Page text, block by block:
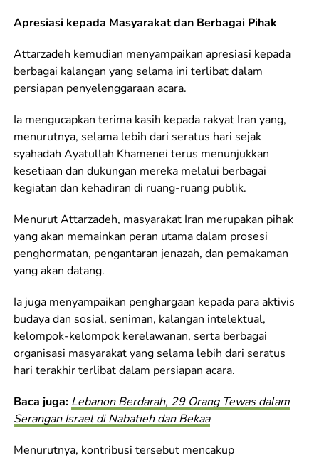
Apresiasi kepada Masyarakat dan Berbagai Pihak
Attarzadeh kemudian menyampaikan apresiasi kepada
berbagai kalangan yang selama ini terlibat dalam
persiapan penyelenggaraan acara.
Ia mengucapkan terima kasih kepada rakyat Iran yang,
menurutnya, selama lebih dari seratus hari sejak
syahadah Ayatullah Khamenei terus menunjukkan
kesetiaan dan dukungan mereka melalui berbagai
kegiatan dan kehadiran di ruang-ruang publik.
Menurut Attarzadeh, masyarakat Iran merupakan pihak
yang akan memainkan peran utama dalam prosesi
penghormatan, pengantaran jenazah, dan pemakaman
yang akan datang.
Ia juga menyampaikan penghargaan kepada para aktivis
budaya dan sosial, seniman, kalangan intelektual,
kelompok-kelompok kerelawanan, serta berbagai
organisasi masyarakat yang selama lebih dari seratus
hari terakhir terlibat dalam persiapan acara.
Baca juga: Lebanon Berdarah, 29 Orang Tewas dalam
Serangan Israel di Nabatieh dan Bekaa
Menurutnya, kontribusi tersebut mencakup